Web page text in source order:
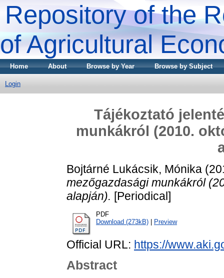
Repository of the
of Agricultural
Home About Browse by Year Browse by Subject
Login
Tájékoztató
munkákról (2010.
Bojtárné Lukácsik, Mónika
mezőgazdasági munkákról
alapján). [Periodical]
PDF
Download (273kB)
Preview
Official URL: https://
Abstract